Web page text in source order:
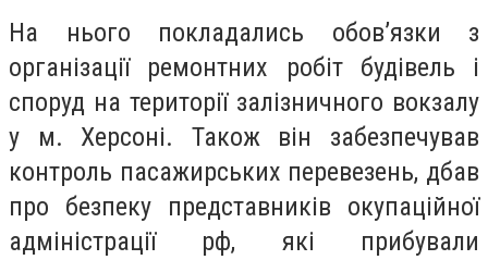
На нього покладались обов’язки з
організації ремонтних робіт будівель і
споруд на території залізничного вокзалу
у м. Херсоні. Також він забезпечував
контроль пасажирських перевезень, дбав
про безпеку представників окупаційної
адміністрації рф, які прибували